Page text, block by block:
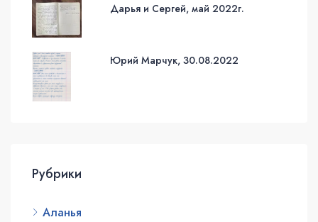
Дарья и Сергей, май 2022г.
Юрий Марчук, 30.08.2022
Рубрики
Аланья